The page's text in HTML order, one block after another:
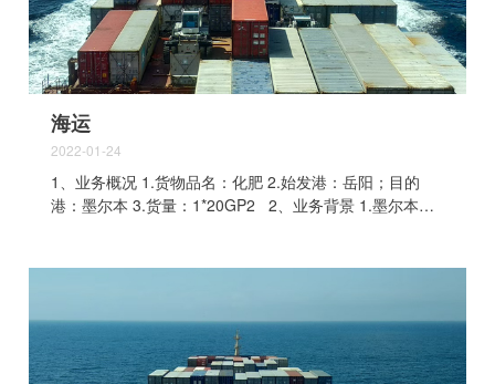
意。
海运
2022-01-24
1、业务概况 1.货物品名：化肥 2.始发港：岳阳；目的
港：墨尔本 3.货量：1*20GP2 2、业务背景 1.墨尔本有
运要求较严，需要提供非危保函等资料才能承运。 3、
运输条件鉴定书 4、业务难点及解决 1.客户无法提供化
肥的MSDS，而我司此前恰好有同类产品的出口经验，可
以为客户提供该品名的MSDS。 2.船公司对化工品的运输